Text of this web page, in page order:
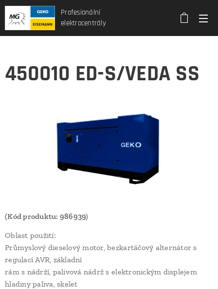
Profesionální
elektrocentrály
450010 ED-S/VEDA SS
(Kód produktu: 986939)
Oblast použití:
Průmyslový dieselový motor, bezkartáčový alternátor s
regulací AVR, základní
rám s nádrží, palivová nádrž s elektronickým displejem
hladiny paliva, skelet